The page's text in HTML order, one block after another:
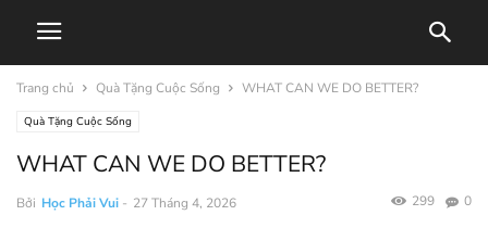
Trang chủ Quà Tặng Cuộc Sống WHAT CAN WE DO BETTER?
Quà Tặng Cuộc Sống
WHAT CAN WE DO BETTER?
Bởi Học Phải Vui - 27 Tháng 4, 2026 0
299